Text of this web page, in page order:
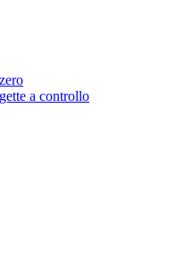
a controllo